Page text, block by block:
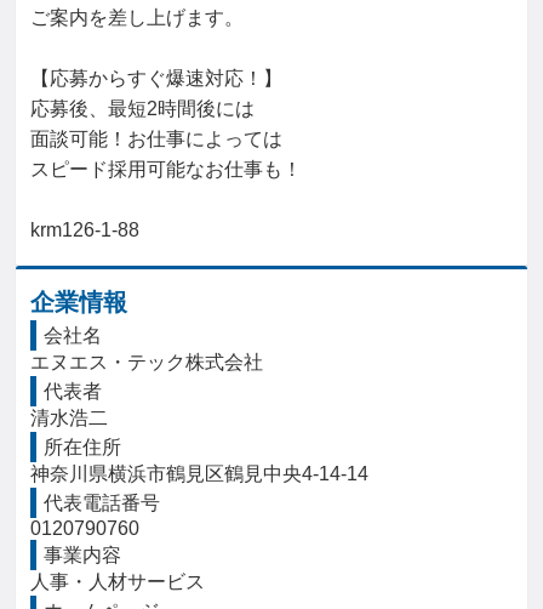
ご案内を差し上げます。
【応募からすぐ爆速対応！】
応募後、最短2時間後には
面談可能！お仕事によっては
スピード採用可能なお仕事も！
krm126-1-88
企業情報
会社名
エヌエス・テック株式会社
代表者
清水浩二
所在住所
神奈川県横浜市鶴見区鶴見中央4-14-14
代表電話番号
0120790760
事業内容
人事・人材サービス